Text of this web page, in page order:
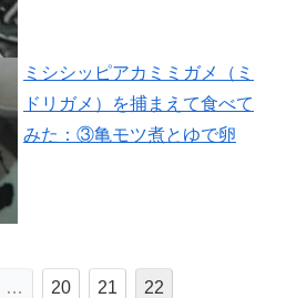
ミシシッピアカミミガメ（ミ
ドリガメ）を捕まえて食べて
みた：③亀モツ煮とゆで卵
… 20 21 22